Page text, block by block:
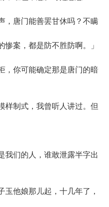
，唐门能善罢甘休吗？不瞒
案，都是防不胜防啊。」
你可能确定那是唐门的暗
制式，我曾听人讲过。但
们的人，谁敢泄露半字出
他娘那儿起，十几年了，